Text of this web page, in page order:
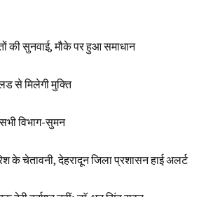
की सुनवाई, मौके पर हुआ समाधान
से मिलेगी मुक्ति
विभाग-सुमन
के चेतावनी, देहरादून जिला प्रशासन हाई अलर्ट